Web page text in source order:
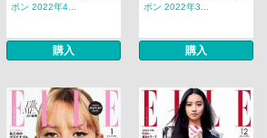
ポン 2022年4...
購入
ポン 2022年3...
購入